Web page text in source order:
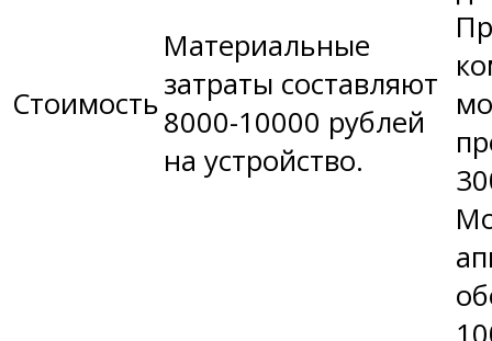
Стоимость
Материальные
затраты составляют
8000-10000 рублей
на устройство.